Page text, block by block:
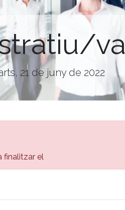
va
21 de juny de 2022
finalitzar el